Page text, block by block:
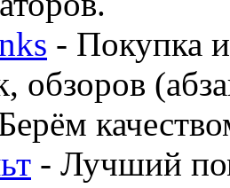
- Покупка
обзоров
- Лучший